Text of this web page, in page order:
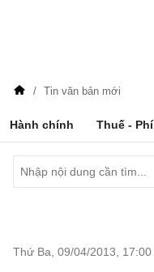
Tin văn bản mới
Hành chính Thuế - Phí
Thứ Ba, 09/04/2013 17:00